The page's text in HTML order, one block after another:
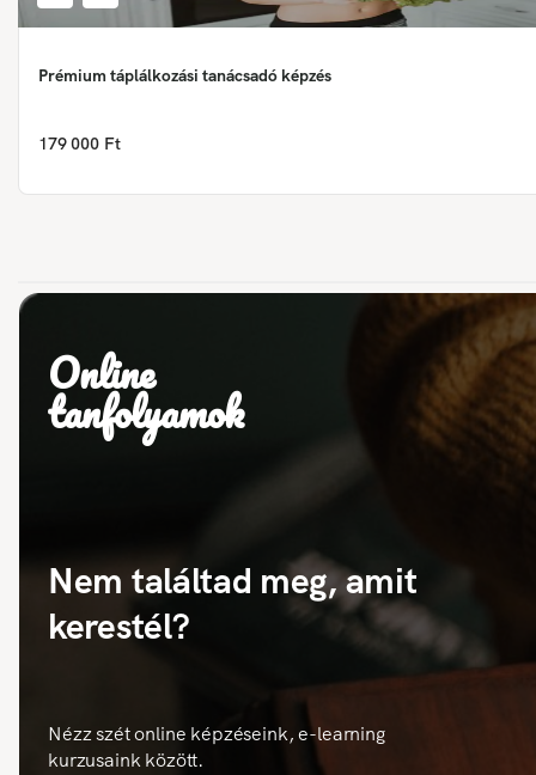
Prémium táplálkozási tanácsadó képzés
179 000 Ft
Online
tanfolyamok
Nem találtad meg, amit
kerestél?
Nézz szét online képzéseink, e-learning
kurzusaink között.